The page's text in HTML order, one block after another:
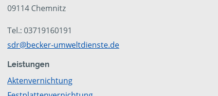
09114 Chemnitz
Tel.: 03719160191
sdr@becker-umweltdienste.de
Leistungen
Aktenvernichtung